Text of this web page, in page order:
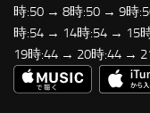
時:50 → 8時:50 → 9時
時:54 → 14時:54 → 15
19時:44 → 20時:44 →